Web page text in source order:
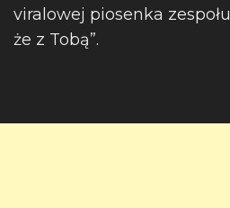
viralowej piosenka zespołu
że z Tobą”.